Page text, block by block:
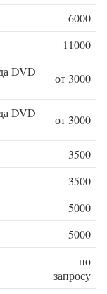
6000
11000
DVD
от 3000
DVD
от 3000
3500
3500
5000
5000
по
запросу